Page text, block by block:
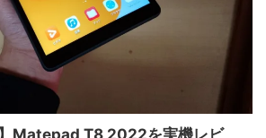
Matepad T8 2022を実機レビ